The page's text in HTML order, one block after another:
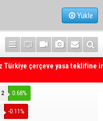
Yükle
dediler: Medyayı hedef alan
0.68%
-0.11%